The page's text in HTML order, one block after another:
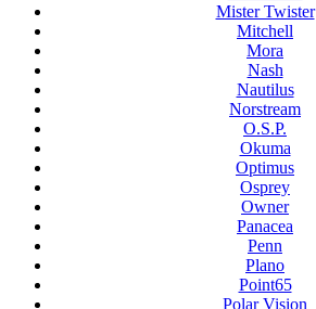
Mister Twister
Mitchell
Mora
Nash
Nautilus
Norstream
O.S.P.
Okuma
Optimus
Osprey
Owner
Panacea
Penn
Plano
Point65
Polar Vision